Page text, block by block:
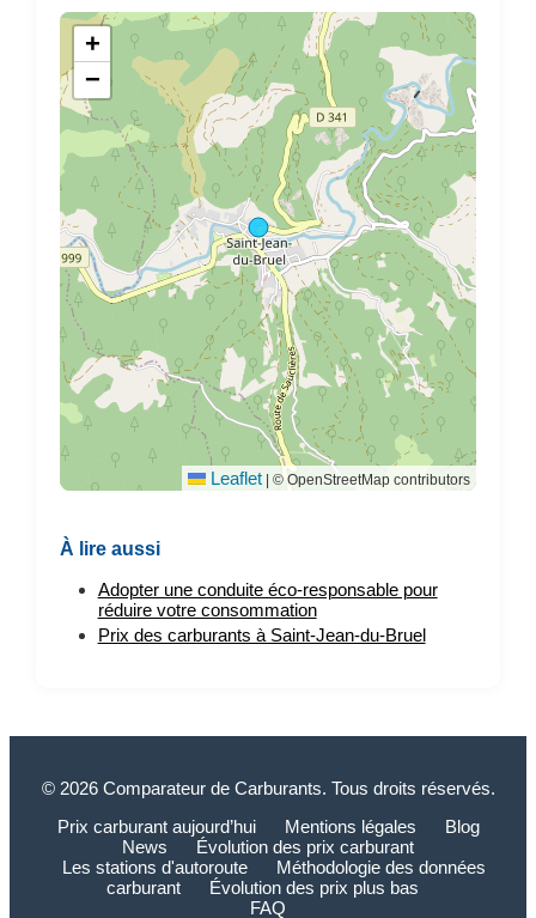
+
−
Leaflet | © OpenStreetMap contributors
À lire aussi
Adopter une conduite éco-responsable pour
réduire votre consommation
Prix des carburants à Saint-Jean-du-Bruel
© 2026 Comparateur de Carburants. Tous droits réservés.
Prix carburant aujourd’hui
Mentions légales
Blog
News
Évolution des prix carburant
Les stations d'autoroute
Méthodologie des données
carburant
Évolution des prix plus bas
FAQ